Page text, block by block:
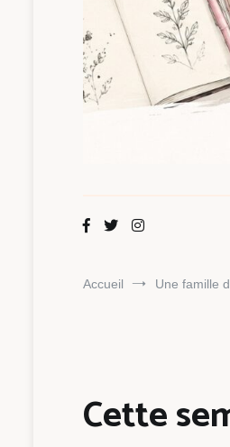
Maman Chou
Accueil Une famille
Cette